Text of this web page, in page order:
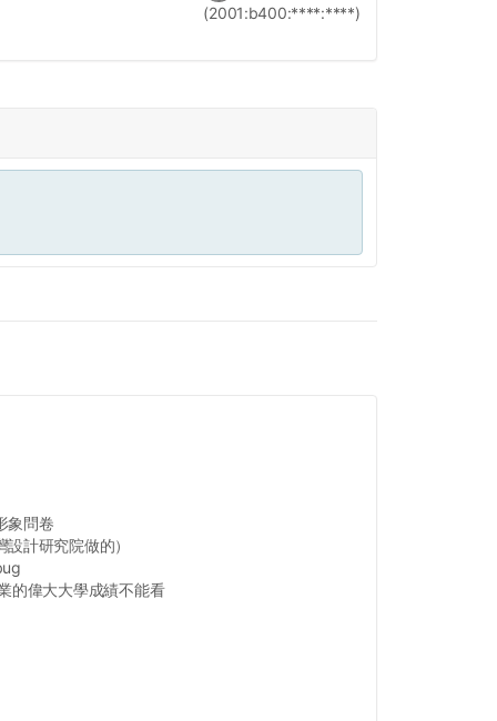
(2001:b400:****:****)
象問卷
計研究院做的）
的偉大大學成績不能看